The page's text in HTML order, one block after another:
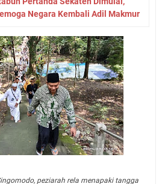
Negara Kembali Adil Makmur
peziarah rela menapaki tangga